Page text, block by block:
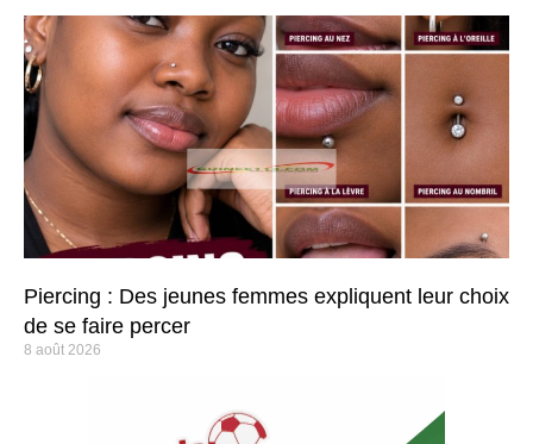
Piercing : Des jeunes femmes expliquent leur choix
de se faire percer
8 août 2026